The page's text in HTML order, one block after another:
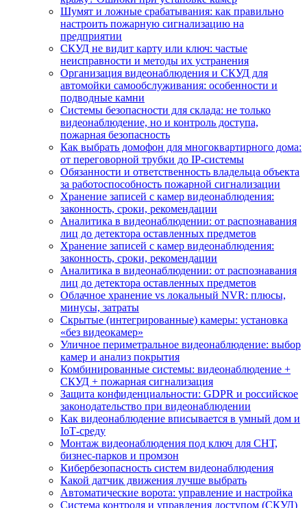
Шумят и ложные срабатывания: как правильно
настроить пожарную сигнализацию на
предприятии
СКУД не видит карту или ключ: частые
неисправности и методы их устранения
Организация видеонаблюдения и СКУД для
автомойки самообслуживания: особенности и
подводные камни
Системы безопасности для склада: не только
видеонаблюдение, но и контроль доступа,
пожарная безопасность
Как выбрать домофон для многоквартирного дома:
от переговорной трубки до IP-системы
Обязанности и ответственность владельца объекта
за работоспособность пожарной сигнализации
Хранение записей с камер видеонаблюдения:
законность, сроки, рекомендации
Аналитика в видеонаблюдении: от распознавания
лиц до детектора оставленных предметов
Хранение записей с камер видеонаблюдения:
законность, сроки, рекомендации
Аналитика в видеонаблюдении: от распознавания
лиц до детектора оставленных предметов
Облачное хранение vs локальный NVR: плюсы,
минусы, затраты
Скрытые (интегрированные) камеры: установка
«без видеокамер»
Уличное периметральное видеонаблюдение: выбор
камер и анализ покрытия
Комбинированные системы: видеонаблюдение +
СКУД + пожарная сигнализация
Защита конфиденциальности: GDPR и российское
законодательство при видеонаблюдении
Как видеонаблюдение вписывается в умный дом и
IoT‑среду
Монтаж видеонаблюдения под ключ для СНТ,
бизнес‑парков и промзон
Кибербезопасность систем видеонаблюдения
Какой датчик движения лучше выбрать
Автоматические ворота: управление и настройка
Система контроля и управления доступом (СКУД)